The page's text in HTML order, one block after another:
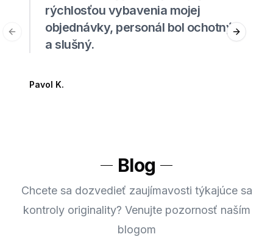
rýchlosťou vybavenia mojej
objednávky, personál bol ochotný
a slušný.
Pavol K.
Previous slide Next
Blog
Chcete sa dozvedieť zaujímavosti týkajúce sa
kontroly originality? Venujte pozornosť naším
blogom